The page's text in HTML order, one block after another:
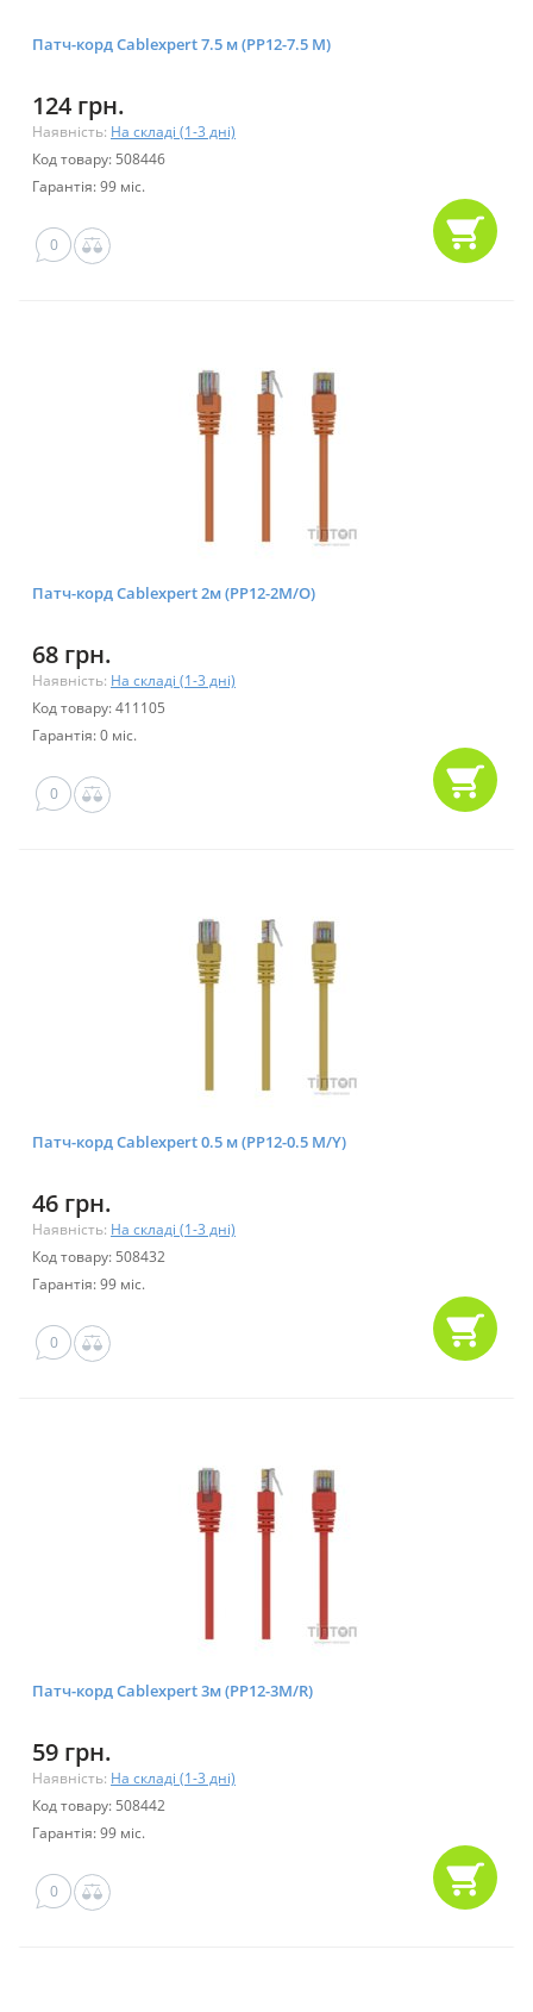
Патч-корд Cablexpert 7.5 м (PP12-7.5 M)
124 грн.
Наявність: На складі (1-3 дні)
Код товару: 508446
Гарантія: 99 міс.
0
Патч-корд Cablexpert 2м (PP12-2M/O)
68 грн.
Наявність: На складі (1-3 дні)
Код товару: 411105
Гарантія: 0 міс.
0
Патч-корд Cablexpert 0.5 м (PP12-0.5 M/Y)
46 грн.
Наявність: На складі (1-3 дні)
Код товару: 508432
Гарантія: 99 міс.
0
Патч-корд Cablexpert 3м (PP12-3M/R)
59 грн.
Наявність: На складі (1-3 дні)
Код товару: 508442
Гарантія: 99 міс.
0